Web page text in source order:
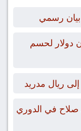
رسمي
دولار لحسم
ريال مدريد
صلاح في الدوري